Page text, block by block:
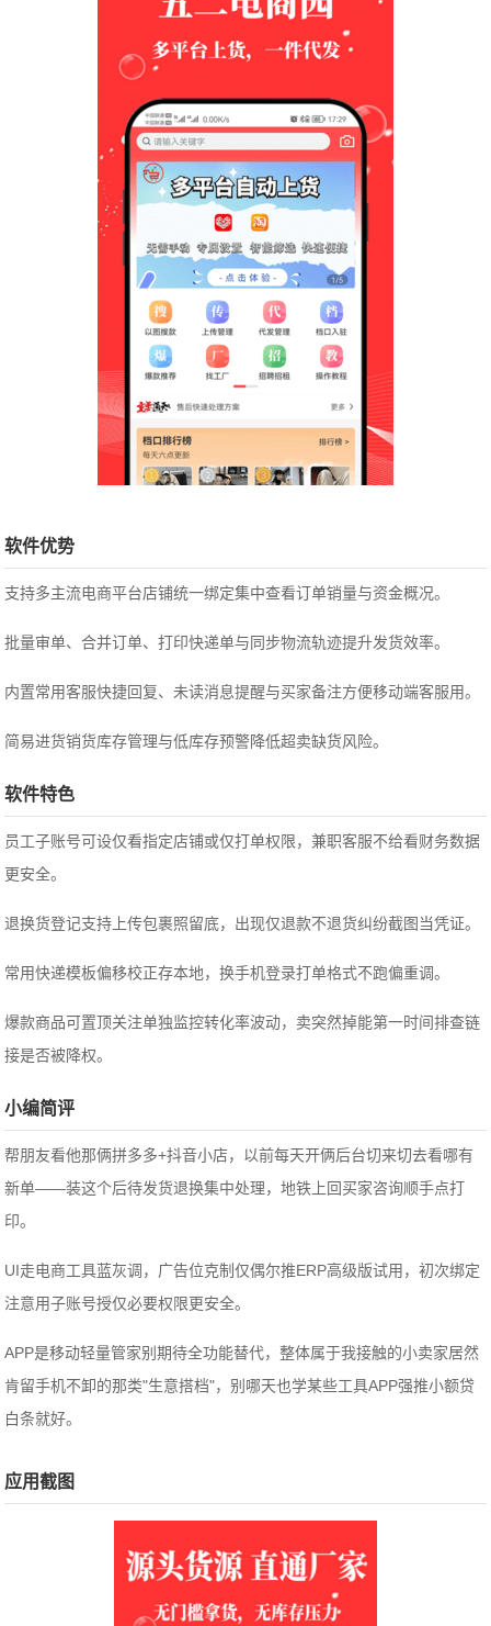
软件优势
支持多主流电商平台店铺统一绑定集中查看订单销量与资金概况。
批量审单、合并订单、打印快递单与同步物流轨迹提升发货效率。
内置常用客服快捷回复、未读消息提醒与买家备注方便移动端客服用。
简易进货销货库存管理与低库存预警降低超卖缺货风险。
软件特色
员工子账号可设仅看指定店铺或仅打单权限，兼职客服不给看财务数据
更安全。
退换货登记支持上传包裹照留底，出现仅退款不退货纠纷截图当凭证。
常用快递模板偏移校正存本地，换手机登录打单格式不跑偏重调。
爆款商品可置顶关注单独监控转化率波动，卖突然掉能第一时间排查链
接是否被降权。
小编简评
帮朋友看他那俩拼多多+抖音小店，以前每天开俩后台切来切去看哪有
新单——装这个后待发货退换集中处理，地铁上回买家咨询顺手点打
印。
UI走电商工具蓝灰调，广告位克制仅偶尔推ERP高级版试用，初次绑定
注意用子账号授仅必要权限更安全。
APP是移动轻量管家别期待全功能替代，整体属于我接触的小卖家居然
肯留手机不卸的那类"生意搭档"，别哪天也学某些工具APP强推小额贷
白条就好。
应用截图